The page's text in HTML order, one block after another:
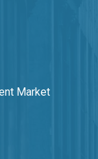
Market